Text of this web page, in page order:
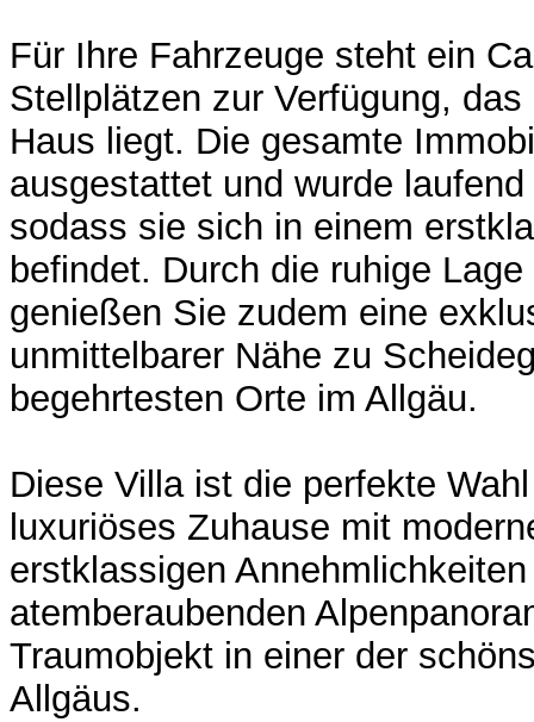
Für Ihre Fahrzeuge steht ein
Stellplätzen zur Verfügung,
Haus liegt. Die gesamte
ausgestattet und wurde
sodass sie sich in einem
befindet. Durch die ruhige
genießen Sie zudem eine
unmittelbarer Nähe zu
begehrtesten Orte im Allgäu.
Diese Villa ist die perfekte
luxuriöses Zuhause mit
erstklassigen
atemberaubenden
Traumobjekt in einer der
Allgäus.